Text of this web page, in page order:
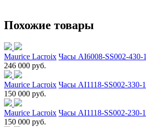
Похожие товары
Maurice Lacroix Часы AI6008-SS002-430-1
246 000 руб.
Maurice Lacroix Часы AI1118-SS002-330-1
150 000 руб.
Maurice Lacroix Часы AI1118-SS002-230-1
150 000 руб.